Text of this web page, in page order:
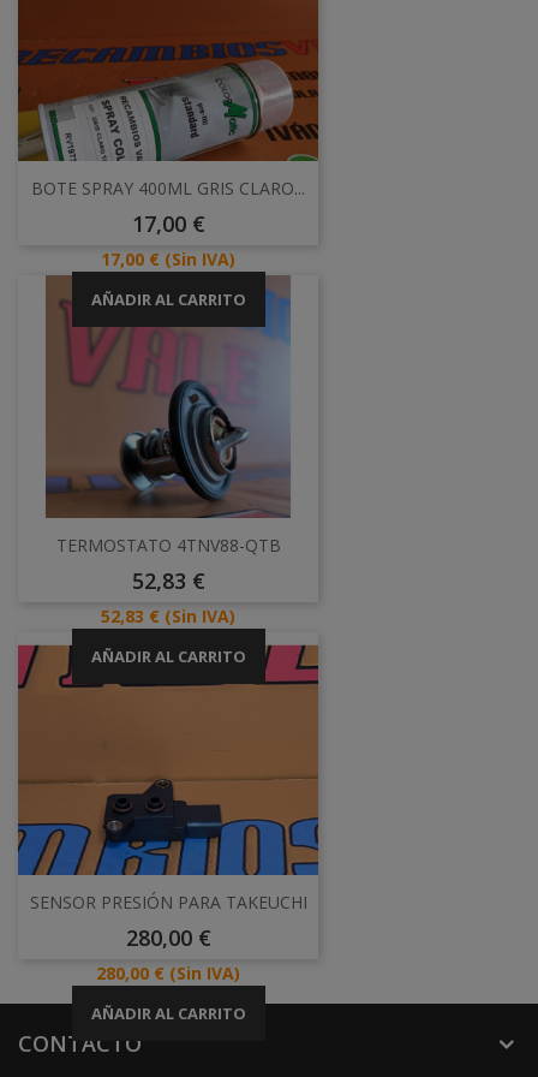
BOTE SPRAY 400ML GRIS CLARO...
Precio
17,00 €
Precio
17,00 € (Sin IVA)
AÑADIR AL CARRITO
TERMOSTATO 4TNV88-QTB
Precio
52,83 €
Precio
52,83 € (Sin IVA)
AÑADIR AL CARRITO
SENSOR PRESIÓN PARA TAKEUCHI
Precio
280,00 €
Precio
280,00 € (Sin IVA)
AÑADIR AL CARRITO
CONTACTO